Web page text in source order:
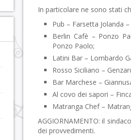
In particolare ne sono stati
Pub – Farsetta Jolanda
Berlin Cafè – Ponzo
Ponzo Paolo;
Latini Bar – Lombardo
Rosso Siciliano –
Bar Marchese –
Al covo dei sapori –
Matranga Chef –
AGGIORNAMENTO: il sindaco
dei provvedimenti.